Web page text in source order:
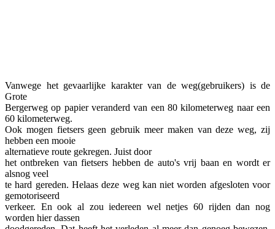
Vanwege het gevaarlijke karakter van de weg(gebruikers) is de
Grote
Bergerweg op papier veranderd van een 80 kilometerweg naar een
60 kilometerweg.
Ook mogen fietsers geen gebruik meer maken van deze weg, zij
hebben een mooie
alternatieve route gekregen. Juist door
het ontbreken van fietsers hebben de auto's vrij baan en wordt er
alsnog veel
te hard gereden. Helaas deze weg kan niet worden afgesloten voor
gemotoriseerd
verkeer. En ook al zou iedereen wel netjes 60 rijden dan nog
worden hier dassen